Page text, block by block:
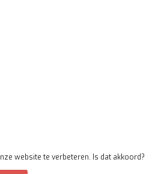
website te verbeteren. Is dat akkoord?